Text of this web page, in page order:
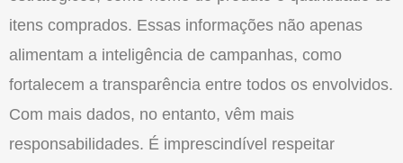
itens comprados. Essas informações não apenas
alimentam a inteligência de campanhas, como
fortalecem a transparência entre todos os envolvidos.
Com mais dados, no entanto, vêm mais
responsabilidades. É imprescindível respeitar